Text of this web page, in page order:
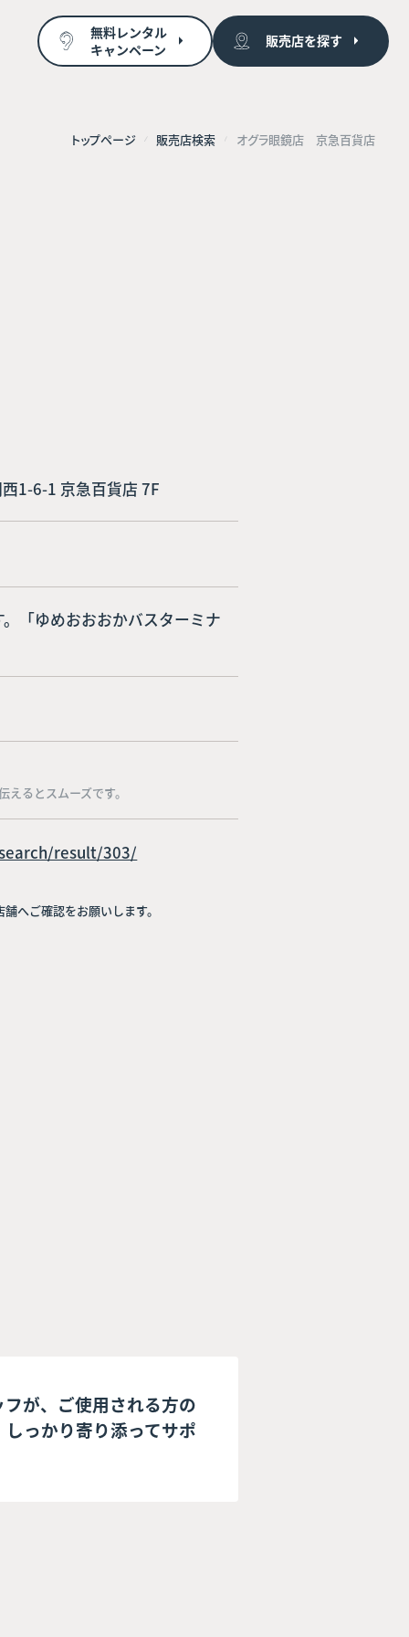
無料レンタル
キャンペーン
販売店を探す
トップページ 販売店検索 オグラ眼鏡店 京急百貨店
1-6-1 京急百貨店 7F
「ゆめおおおかバスターミナ
るとスムーズです。
result/303/
へご確認をお願いします。
が、ご使用される方の
っかり寄り添ってサポ